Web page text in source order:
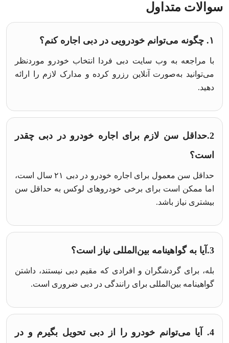
سوالات متداول
۱. چگونه می‌توانم خودرویی در دبی اجاره کنم؟
با مراجعه به وب‌ سایت دبی فردا انتخاب خودرو موردنظر
می‌توانید به‌صورت آنلاین رزرو کرده و مدارک لازم را ارائه
دهید.
2.حداقل سن لازم برای اجاره خودرو در دبی چقدر
است؟
حداقل سن معمول برای اجاره خودرو در دبی ۲۱ سال است،
اما ممکن است برای برخی خودروهای لوکس به حداقل سن
بیشتری نیاز باشد.
3.آیا به گواهینامه بین‌المللی نیاز است؟
بله، برای گردشگران و افرادی که مقیم دبی نیستند، داشتن
گواهینامه بین‌المللی برای رانندگی در دبی ضروری است.
4. آیا می‌توانم خودرو را از دبی تحویل بگیرم و در